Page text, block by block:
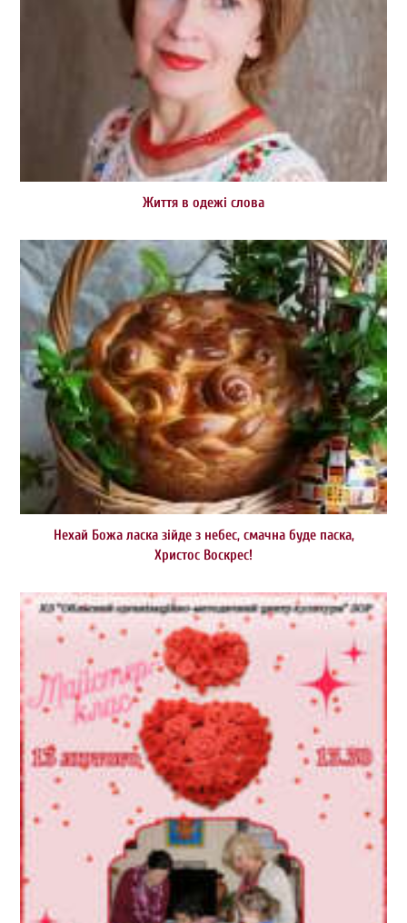
Життя в одежі слова
Нехай Божа ласка зійде з небес, смачна буде паска,
Христос Воскрес!